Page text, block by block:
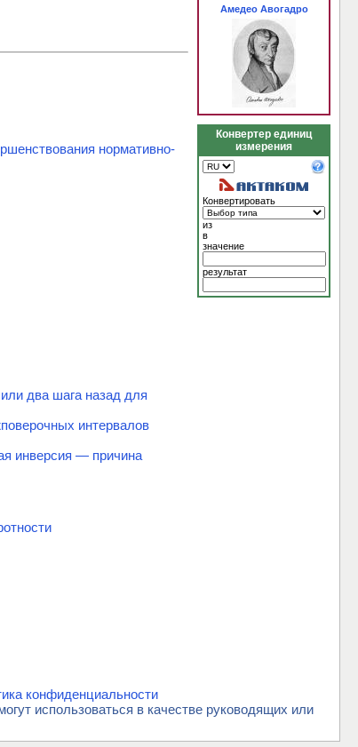
нормативно-
два шага назад для
интервалов
инверсия — причина
Амедео Авогадро
Конвертер единиц
измерения
Конвертировать
из
в
значение
результат
конфиденциальности
использоваться в качестве руководящих или